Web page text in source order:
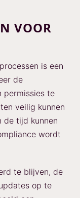
VOOR
is een
de
permissies te
veilig kunnen
de tijd kunnen
wordt
te blijven, de
op te